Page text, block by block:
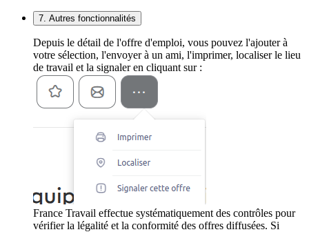
7. Autres fonctionnalités
Depuis le détail de l'offre d'emploi, vous pouvez l'ajouter à
votre sélection, l'envoyer à un ami, l'imprimer, localiser le lieu
de travail et la signaler en cliquant sur :
France Travail effectue systématiquement des contrôles pour
vérifier la légalité et la conformité des offres diffusées. Si